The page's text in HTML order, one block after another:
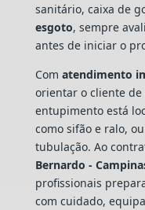
sanitário, caixa de
esgoto, sempre
antes de iniciar o
Com atendimento
orientar o cliente
entupimento está
como sifão e ralo,
tubulação. Ao
Bernardo -
profissionais
com cuidado,